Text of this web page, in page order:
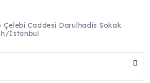
Çelebi Caddesi Darulhadis Sokak
İstanbul